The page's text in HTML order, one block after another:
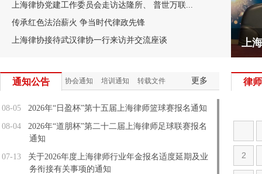
上海律协党建工作委员会走访达隆所、 普世万联...
传承红色法治薪火 争当时代律政先锋
上海律协接待武汉律协一行来访并交流座谈
上
更多
通知公告 协会通知 培训通知 转载文件
08-05 2026年“日盈杯”第十五届上海律师篮球赛报名通知
08-04
2026年“道朋杯”第二十二届上海律师足球联赛报名
通知
07-13
关于2026年度上海律师行业年金报名适度延期及业
务衔接有关事项的通知
律
2